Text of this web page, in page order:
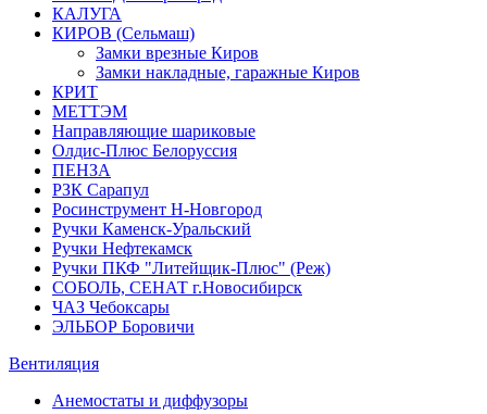
КАЛУГА
КИРОВ (Сельмаш)
Замки врезные Киров
Замки накладные, гаражные Киров
КРИТ
МЕТТЭМ
Направляющие шариковые
Олдис-Плюс Белоруссия
ПЕНЗА
РЗК Сарапул
Росинструмент Н-Новгород
Ручки Каменск-Уральский
Ручки Нефтекамск
Ручки ПКФ "Литейщик-Плюс" (Реж)
СОБОЛЬ, СЕНАТ г.Новосибирск
ЧАЗ Чебоксары
ЭЛЬБОР Боровичи
Вентиляция
Анемостаты и диффузоры